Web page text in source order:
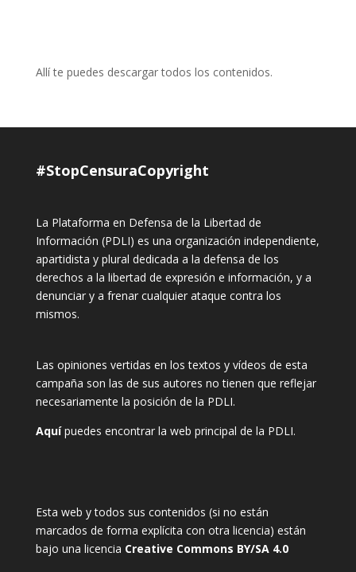
Allí te puedes descargar todos los contenidos.
#StopCensuraCopyright
La Plataforma en Defensa de la Libertad de
Información (PDLI) es una organización independiente,
apartidista y plural dedicada a la defensa de los
derechos a la libertad de expresión e información, y a
denunciar y a frenar cualquier ataque contra los
mismos.
Las opiniones vertidas en los textos y vídeos de esta
campaña son las de sus autores no tienen que reflejar
necesariamente la posición de la PDLI.
Aquípuedes encontrar la web principal de la PDLI.
Esta web y todos sus contenidos (si no están
marcados de forma explícita con otra licencia) están
bajo una licencia Creative Commons BY/SA 4.0